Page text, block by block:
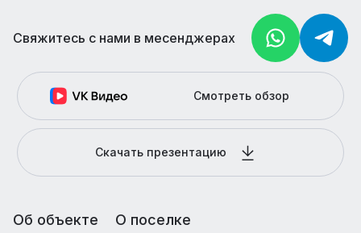
Свяжитесь с нами в месенджерах
Смотреть обзор
Скачать презентацию
Об объекте О поселке